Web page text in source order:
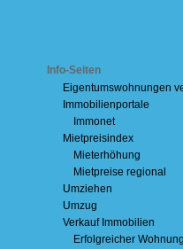
Info-Seiten
Eigentumswohnungen
Immobilienportale
Immonet
Mietpreisindex
Mieterhöhung
Mietpreise regional
Umziehen
Umzug
Verkauf Immobilien
Erfolgreicher